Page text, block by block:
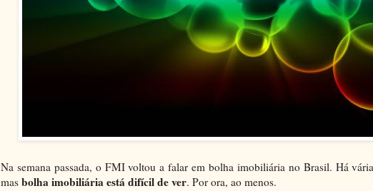
Na semana passada, o FMI voltou a falar em bolha imobiliária no Brasil. Há
mas bolha imobiliária está difícil de ver. Por ora, ao menos.